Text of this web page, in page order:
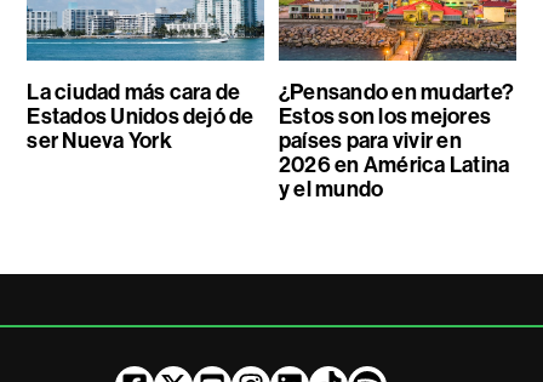
La ciudad más cara de
Estados Unidos dejó de
ser Nueva York
¿Pensando en mudarte?
Estos son los mejores
países para vivir en
2026 en América Latina
y el mundo